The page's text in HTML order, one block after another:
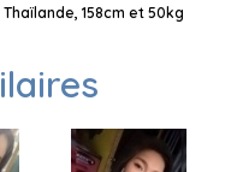
158cm et 50kg